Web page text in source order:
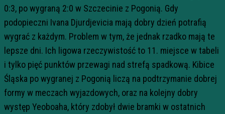
0:3, po wygraną 2:0 w Szczecinie z Pogonią. Gdy
podopieczni Ivana Djurdjevicia mają dobry dzień potrafią
wygrać z każdym. Problem w tym, że jednak rzadko mają te
lepsze dni. Ich ligowa rzeczywistość to 11. miejsce w tabeli
i tylko pięć punktów przewagi nad strefą spadkową. Kibice
Śląska po wygranej z Pogonią liczą na podtrzymanie dobrej
formy w meczach wyjazdowych, oraz na kolejny dobry
występ Yeoboaha, który zdobył dwie bramki w ostatnich